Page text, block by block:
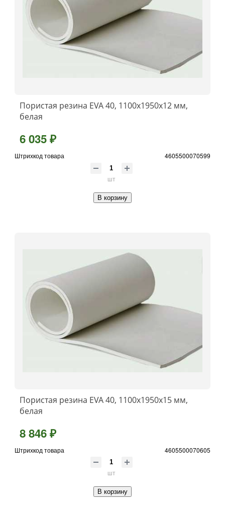
Пористая резина EVA 40, 1100x1950x12 мм,
белая
6 035 ₽
Штрихкод товара 4605500070599
шт
В корзину
Пористая резина EVA 40, 1100x1950x15 мм,
белая
8 846 ₽
Штрихкод товара 4605500070605
шт
В корзину